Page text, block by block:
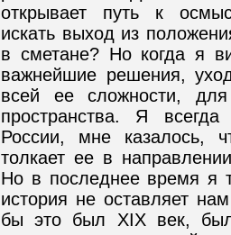
открывает путь к
искать выход из
в сметане? Но когда я
важнейшие решения,
всей ее сложности,
пространства. Я
России, мне казалось,
толкает ее в
Но в последнее время я
история не оставляет
бы это был XIX век,